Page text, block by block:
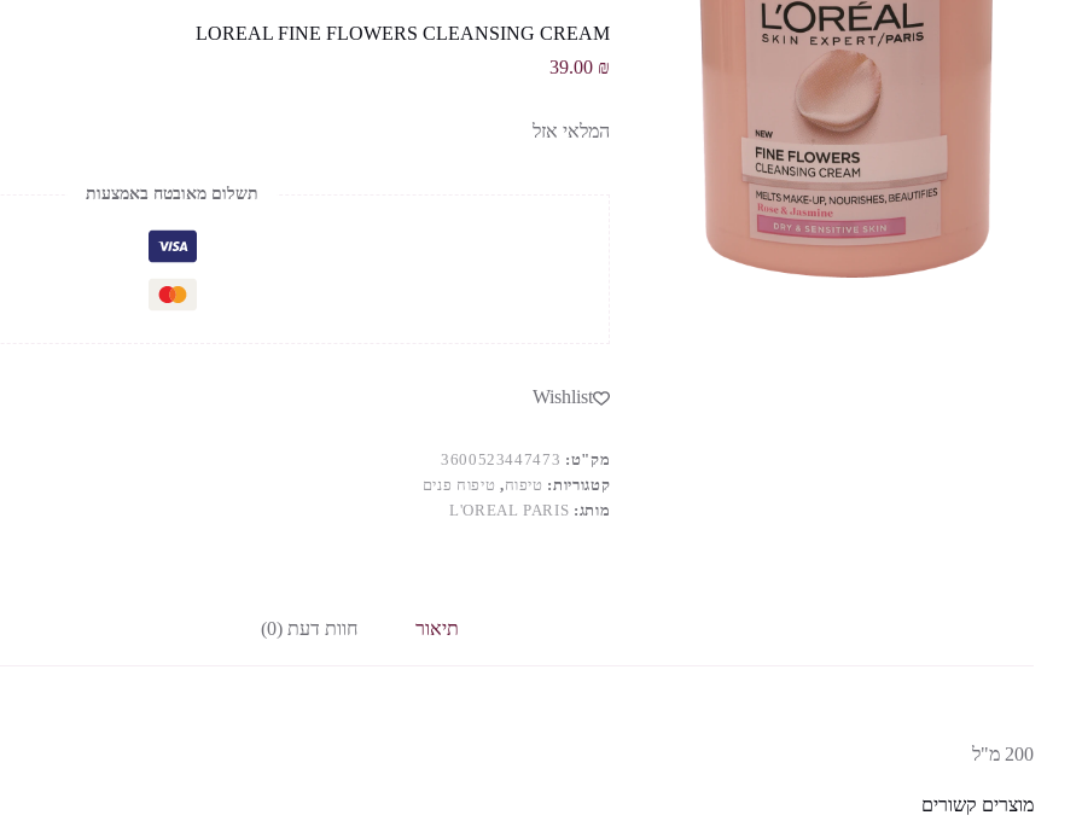
LOREAL FINE FLOWERS CLEANSING CREAM
39.00 ₪
המלאי אזל
תשלום מאובטח באמצעות
Wishlist
מק"ט: 3600523447473
קטגוריות: טיפוח, טיפוח פנים
מותג: L'OREAL PARIS
תיאור חוות דעת (0)
200 מ"ל
מוצרים קשורים